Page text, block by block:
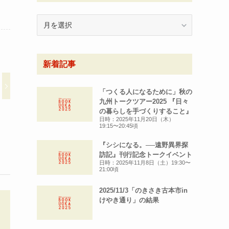
ー
イ
ブ
新着記事
「つくる人になるために」秋の
九州トークツアー2025 『日々
の暮らしを手づくりすること』
日時：2025年11月20日（木）
19:15〜20:45頃
『シシになる。──遠野異界探
訪記』刊行記念トークイベント
日時：2025年11月8日（土）19:30〜
21:00頃
2025/11/3「のきさき古本市in
けやき通り」の結果